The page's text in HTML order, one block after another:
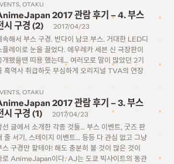
OTAKU
2017 관람 후기 – 4. 부스
시 구경 (2)
2017/04/23
속해서 부스 구경. 반다이 남코 부스. 거대한 LED디
플레이로 눈을 끌었다. 에우레카 세븐 신 극장판이
개됐을땐 띠용 했는데… 여러모로 말이 많았던 2기
흑역사 취급하듯 무심하게 오리지널 TVA의 연장
로 만족할만한 작품을 만들어줬으면 하는 마음이다.
OTAKU
2017 관람 후기 – 3. 부스
시 구경 (1)
2017/04/23
선 글에서 소개한 각종 것들… 부스 이벤트, 굿즈 판
줄 서기, 스테이지 이벤트… 등등 다 관심 없고 그냥
스 구경만 할테야! 해도 충분히 볼 것이 많은 것이
로 AnimeJapan이다. AJ는 도쿄 빅사이트의 동관